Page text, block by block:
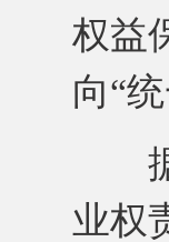
权益
向“
据
业权